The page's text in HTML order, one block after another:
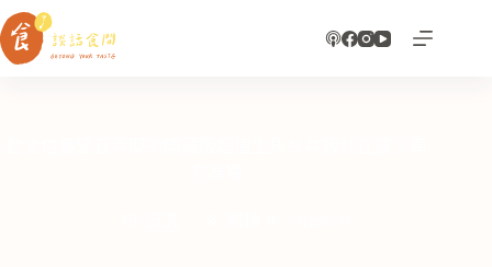
跳
至
主